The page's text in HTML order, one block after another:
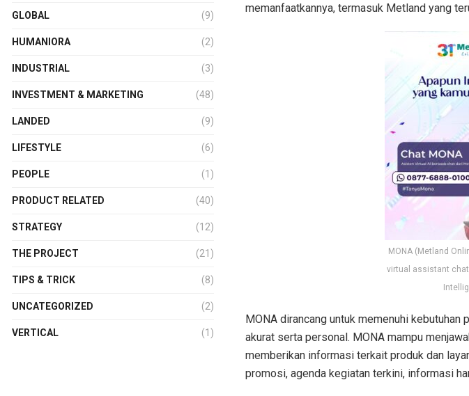
memanfaatkannya, termasuk Metland yang
MONA (Metland
virtual assistant chat
MONA dirancang untuk memenuhi
akurat serta personal. MONA mampu
memberikan informasi terkait produk dan
promosi, agenda kegiatan terkini, informasi
GLOBAL (9)
HUMANIORA (2)
INDUSTRIAL (3)
INVESTMENT & MARKETING (48)
LANDED (9)
LIFESTYLE (6)
PEOPLE (1)
PRODUCT RELATED (40)
STRATEGY (12)
THE PROJECT (21)
TIPS & TRICK (8)
UNCATEGORIZED (2)
VERTICAL (1)